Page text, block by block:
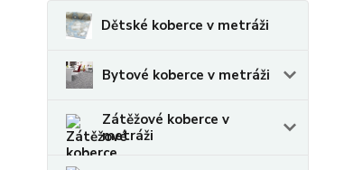
Dětské koberce v metráži
Bytové koberce v metráži
Zátěžové koberce v
metráži